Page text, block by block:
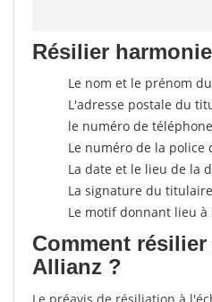
Résilier
Le nom et le prénom
L'adresse postale du
le numéro de
Le numéro de la police
La date et le lieu de la
La signature du
Le motif donnant lieu
Comment
Allianz ?